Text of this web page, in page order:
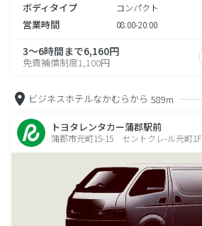
ボディタイプ コンパクト
営業時間 08:00-20:00
3～6時間まで6,160円
免責補償制度1,100円
ビジネスホテルなかむらから 589m
トヨタレンタカー蒲郡駅前
蒲郡市元町15-15 セントクレ-ル元町1F